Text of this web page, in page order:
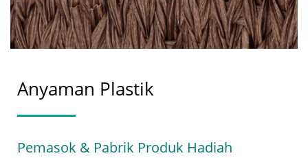
Anyaman Plastik
Pemasok & Pabrik Produk Hadiah